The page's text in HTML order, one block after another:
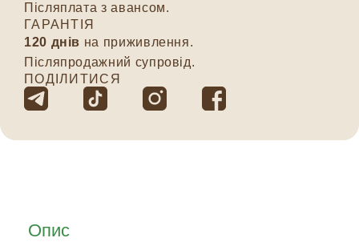
Післяплата з авансом.
ГАРАНТІЯ
120 днів на приживлення.
Післяпродажний супровід.
ПОДІЛИТИСЯ
Опис